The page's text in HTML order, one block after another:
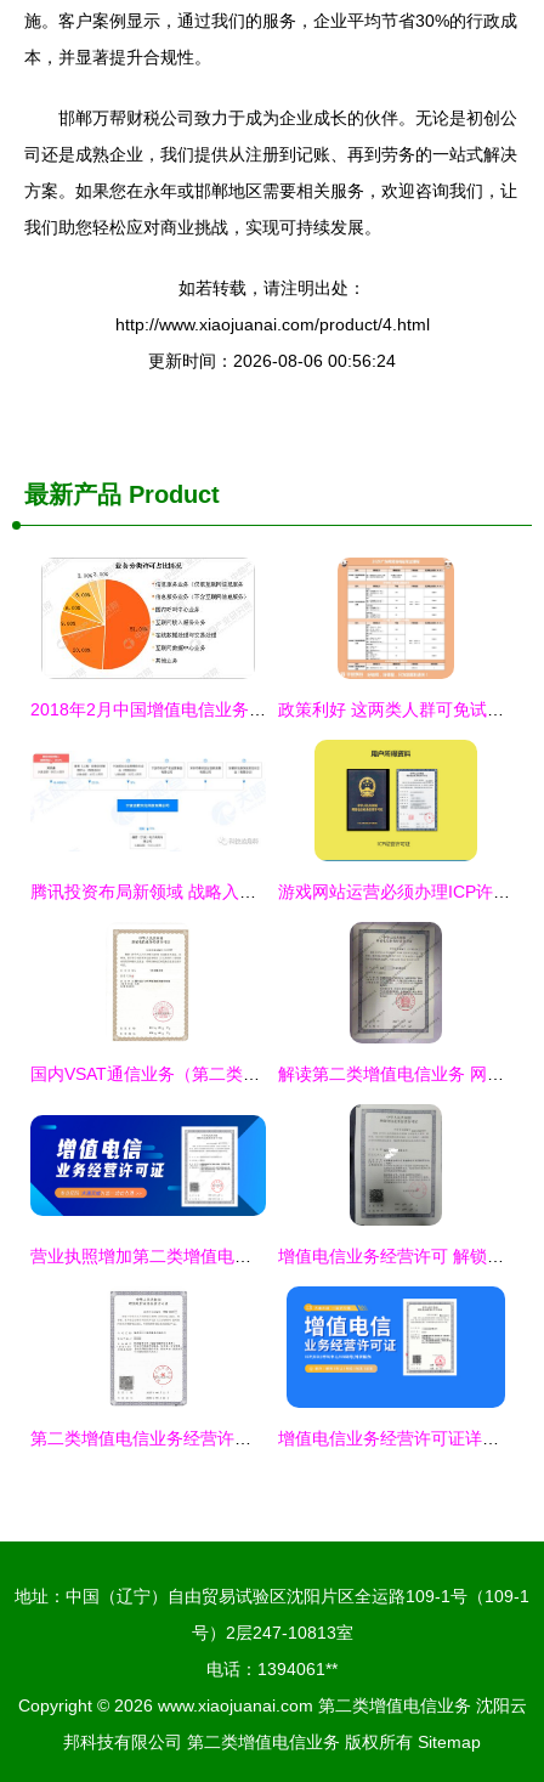
施。客户案例显示，通过我们的服务，企业平均节省30%的行政成
本，并显著提升合规性。
邯郸万帮财税公司致力于成为企业成长的伙伴。无论是初创公
司还是成熟企业，我们提供从注册到记账、再到劳务的一站式解决
方案。如果您在永年或邯郸地区需要相关服务，欢迎咨询我们，让
我们助您轻松应对商业挑战，实现可持续发展。
如若转载，请注明出处：
http://www.xiaojuanai.com/product/4.html
更新时间：2026-08-06 00:56:24
最新产品 Product
2018年2月中国增值电信业务许可情况分析 第二类增值电信业务稳步增长，许可企业突破5万家 政策利好 这两类人群可免试认定教师资格，第二类增值电信业务迎新机
腾讯投资布局新领域 战略入股泰国膨化食品生产商Paiboon中国公司，或意在数据与流量协同 游戏网站运营必须办理ICP许可证 第二类增值电信业务解析
国内VSAT通信业务（第二类增值电信业务）经营许可证申请全流程解析 解读第二类增值电信业务 网络服务的核心与监管
营业执照增加第二类增值电信业务 开启多元化服务之门 增值电信业务经营许可 解锁第二类业务的法律钥匙与市场通行证
第二类增值电信业务经营许可证(ICP)全面解析 经营范围与全国业务开展指南 增值电信业务经营许可证详解 分类、办理与第二类业务核心
地址：中国（辽宁）自由贸易试验区沈阳片区全运路109-1号（109-1
号）2层247-10813室
电话：1394061**
Copyright © 2026 www.xiaojuanai.com 第二类增值电信业务 沈阳云
邦科技有限公司 第二类增值电信业务 版权所有 Sitemap